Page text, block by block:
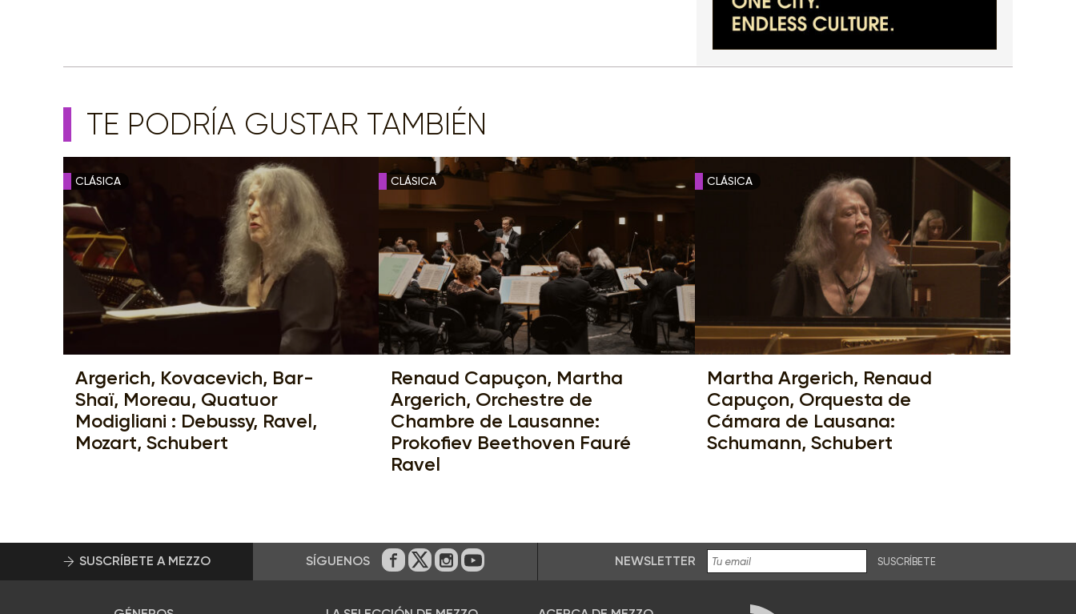
TE PODRÍA GUSTAR TAMBIÉN
CLÁSICA
Argerich, Kovacevich, Bar-
Shaï, Moreau, Quatuor
Modigliani : Debussy, Ravel,
Mozart, Schubert
CLÁSICA
Renaud Capuçon, Martha
Argerich, Orchestre de
Chambre de Lausanne:
Prokofiev Beethoven Fauré
Ravel
CLÁSICA
Martha Argerich, Renaud
Capuçon, Orquesta de
Cámara de Lausana:
Schumann, Schubert
SUSCRÍBETE A MEZZO SÍGUENOS En Facebook
En Twitter
En Instagram
En Youtube NEWSLETTER SUSCRÍBETE